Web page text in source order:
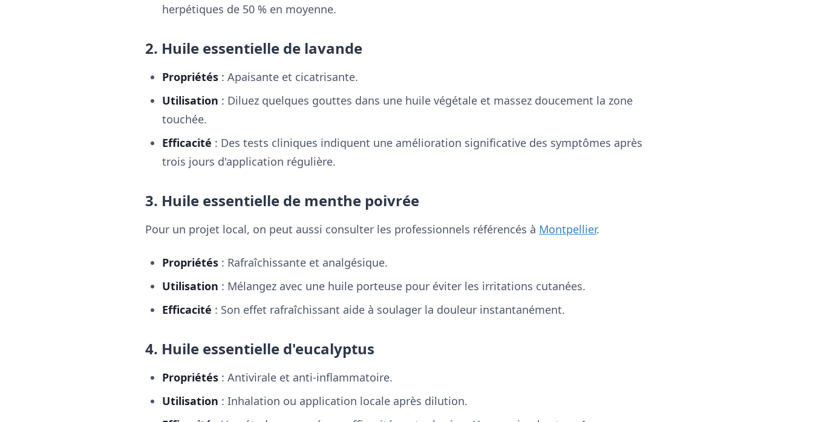
herpétiques de 50 % en moyenne.
2. Huile essentielle de lavande
Propriétés : Apaisante et cicatrisante.
Utilisation : Diluez quelques gouttes dans une huile végétale et massez doucement la zone
touchée.
Efficacité : Des tests cliniques indiquent une amélioration significative des symptômes après
trois jours d'application régulière.
3. Huile essentielle de menthe poivrée
Pour un projet local, on peut aussi consulter les professionnels référencés à Montpellier.
Propriétés : Rafraîchissante et analgésique.
Utilisation : Mélangez avec une huile porteuse pour éviter les irritations cutanées.
Efficacité : Son effet rafraîchissant aide à soulager la douleur instantanément.
4. Huile essentielle d'eucalyptus
Propriétés : Antivirale et anti-inflammatoire.
Utilisation : Inhalation ou application locale après dilution.